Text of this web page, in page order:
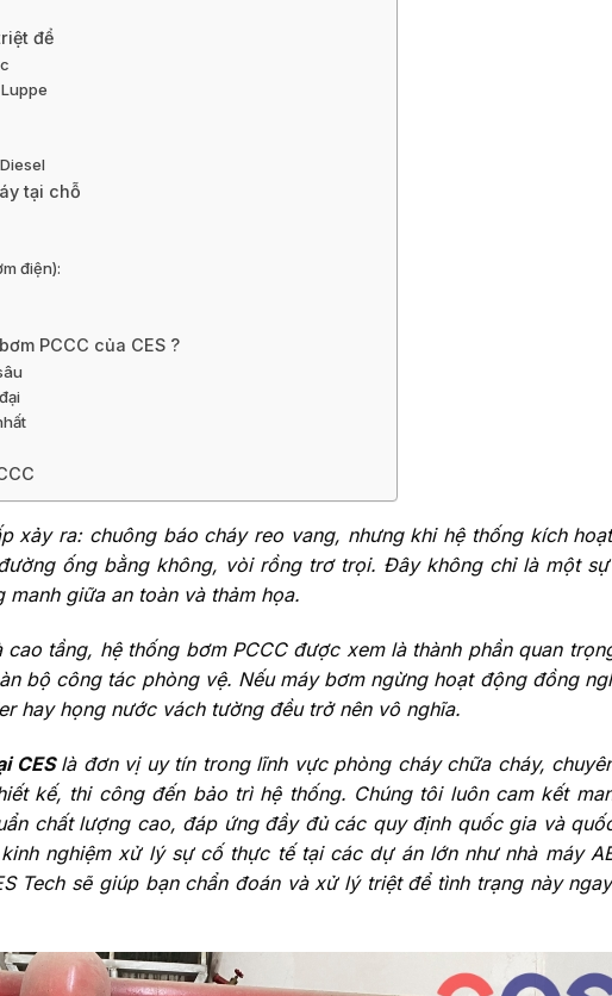
để
tại chỗ
điện):
PCCC của CES ?
xảy ra: chuông báo cháy reo vang, nhưng khi hệ thống kích
ống bằng không, vòi rồng trơ trọi. Đây không chỉ là một
giữa an toàn và thảm họa.
tầng, hệ thống bơm PCCC được xem là thành phần quan
bộ công tác phòng vệ. Nếu máy bơm ngừng hoạt động đồng
hay họng nước vách tường đều trở nên vô nghĩa.
CESlà đơn vị uy tín trong lĩnh vực phòng cháy chữa cháy,
kế, thi công đến bảo trì hệ thống. Chúng tôi luôn cam kết
chất lượng cao, đáp ứng đầy đủ các quy định quốc gia và
nghiệm xử lý sự cố thực tế tại các dự án lớn như nhà máy
Tech sẽ giúp bạn chẩn đoán và xử lý triệt để tình trạng này